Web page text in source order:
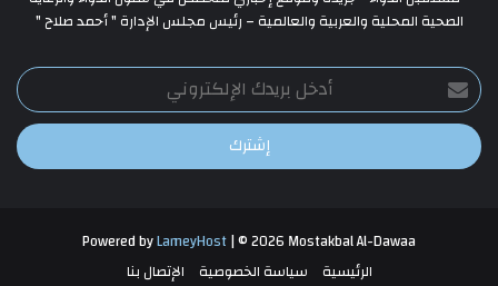
الصحية المحلية والعربية والعالمية – رئيس مجلس الإدارة " أحمد صلاح "
أدخل
بريدك
الإلكتروني
Powered byLameyHost| © 2026 Mostakbal Al-Dawaa
الرئيسية
سياسة الخصوصية الإتصال بنا